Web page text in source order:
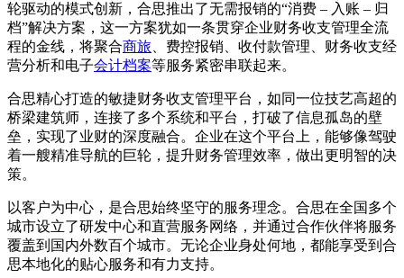
轮驱动的模式创新，合思推出了无需报销的“消费 – 入账 – 归
档”解决方案，这一方案犹如一条贯穿企业财务收支管理全流
程的金线，将聚合商旅 、费控报销、收付款管理、财务收支经
营分析和电子会计档案等服务紧密串联起来。
合思精心打造的敏捷财务收支管理平台，如同一位技艺高超的
桥梁建筑师，连接了多个系统和平台，打破了信息孤岛的壁
垒，实现了业财的深度融合。企业在这个平台上，能够像驾驶
着一艘精准导航的巨轮，提升财务管理效率，做出更明智的决
策。
以客户为中心，是合思始终坚守的服务理念。合思在全国多个
城市设立了研发中心和直营服务网络，并通过合作伙伴将服务
覆盖到国内外数百个城市。无论企业身处何地，都能享受到合
思本地化的贴心服务和有力支持。